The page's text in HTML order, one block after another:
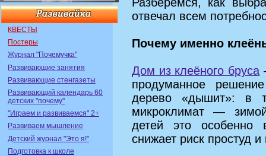
КВЕСТЫ
Постеры
Журнал "Почемучка"
Развивающие занятия
Развивающие стенгазеты
Развивающий календарь 60
детских "почему"
"Играем и развиваемся" 2+
Развиваем мышление
Детский журнал "Это я!"
Подготовка к школе
Разберёмся, как
отвечал всем
Почему именно
Дом из клеёного бруса
продуманное
дерево «дышит»: в
микроклимат —
детей это особенно
снижает риск простуд